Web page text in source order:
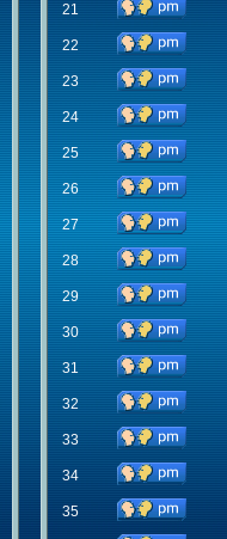
21
22
23
24
25
26
27
28
29
30
31
32
33
34
35